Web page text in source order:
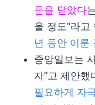
문을 닫았다
울 정도”라고
년 동안 이룬
중앙일보는
자”고 제안했
필요하게 자